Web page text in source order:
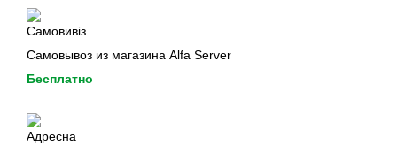
Самовывоз из магазина Alfa Server
Бесплатно